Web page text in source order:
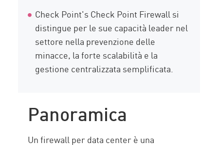
Check Point's Check Point Firewall si
distingue per le sue capacità leader nel
settore nella prevenzione delle
minacce, la forte scalabilità e la
gestione centralizzata semplificata.
Panoramica
Un firewall per data center è una